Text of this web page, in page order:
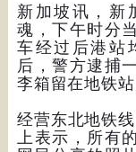
新加坡讯，新
魂，下午时分
车经过后港站
后，警方逮捕
李箱留在地铁
经营东北地铁
上表示，所有